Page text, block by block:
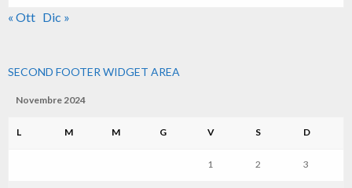
« Ott Dic »
SECOND FOOTER WIDGET AREA
Novembre 2024
L M M G V S D
1 2 3